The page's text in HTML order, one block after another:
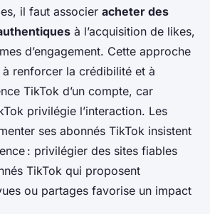
il faut associer acheter des
à l’acquisition de likes,
d’engagement. Cette approche
renforcer la crédibilité et à
TikTok d’un compte, car
privilégie l’interaction. Les
ses abonnés TikTok insistent
: privilégier des sites fiables
TikTok qui proposent
ou partages favorise un impact